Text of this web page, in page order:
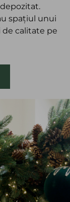
spațiul unui
de calitate pe